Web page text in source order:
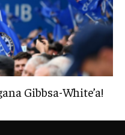
Gibbsa-White’a!